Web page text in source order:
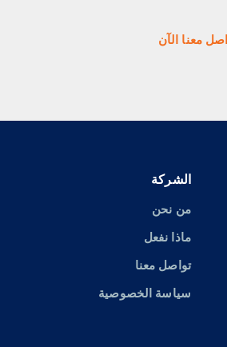
معنا الآن
الشركة
من نحن
ماذا نفعل
تواصل معنا
سياسة الخصوصية